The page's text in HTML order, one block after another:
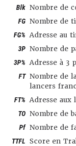
Blk Nombre de
FG Nombre de
FG% Adresse au
3P Nombre de
3P% Adresse à 3
FT Nombre de
lancers
FT% Adresse aux
TO Nombre de
Pf Nombre de
TTFL Score en